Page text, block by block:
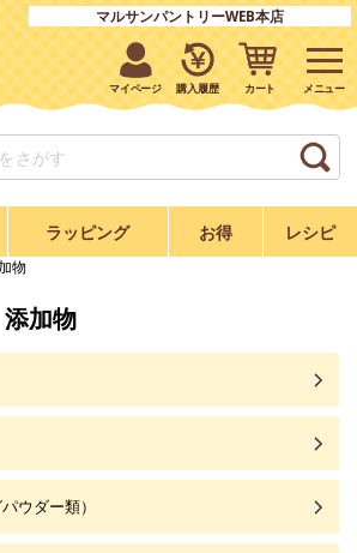
マルサンパントリーWEB本店
マイページ 購入履歴 カート
ラッピング お得 レシピ
物
加物
ウダー類）